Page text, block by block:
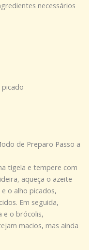
necessários
de Preparo Passo a
tigela e tempere com
aqueça o azeite
o alho picados,
Em seguida,
e o brócolis,
macios, mas ainda